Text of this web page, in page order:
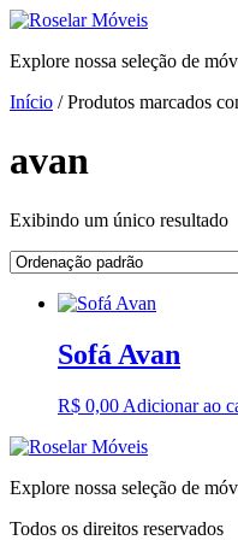
Ir
o
Explore nossa seleção de
Início / Produtos marcados
avan
Exibindo um único resultado
Sofá Avan
R$ 0,00 Adicionar ao
Explore nossa seleção de
Todos os direitos reservados